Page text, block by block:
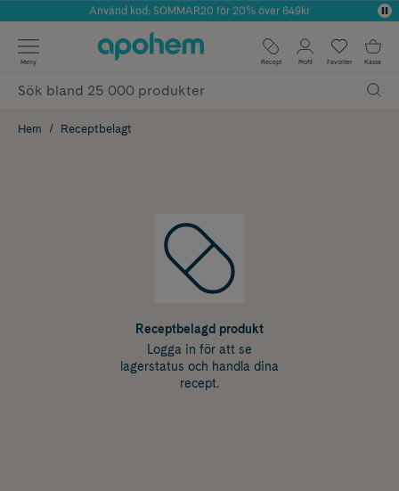
Årets Butik 2025 inom Skönhet
Använd kod: SOMMAR20 för 20% över 649kr
✓ Fri frakt
✓ Poäng på alla köp*
Meny Recept Profil Favoriter Kassa
Hem Receptbelagt
Receptbelagd produkt
Logga in för att se
lagerstatus och handla dina
recept.